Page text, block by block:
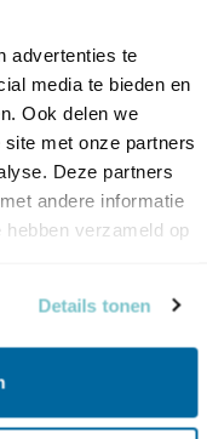
advertenties te
media te bieden en
Ook delen we
met onze partners
Deze partners
andere informatie
verzameld op
Details tonen
acties en tips